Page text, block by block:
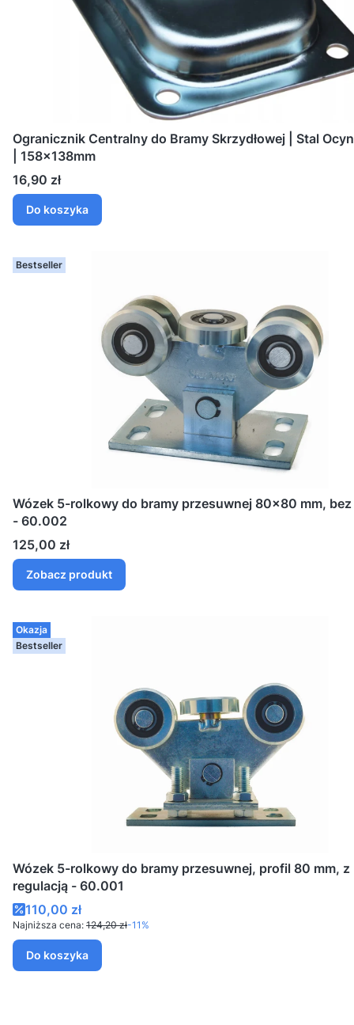
Ogranicznik Centralny do Bramy Skrzydłowej | Stal
| 158x138mm
Cena
16,90 zł
Do koszyka
Bestseller
Wózek 5-rolkowy do bramy przesuwnej 80x80 mm,
- 60.002
Cena
125,00 zł
Zobacz produkt
Okazja
Bestseller
Wózek 5-rolkowy do bramy przesuwnej, profil 80 mm, z
regulacją - 60.001
Cena promocyjna
110,00 zł
Najniższa cena: 124,20 zł-11%
Do koszyka